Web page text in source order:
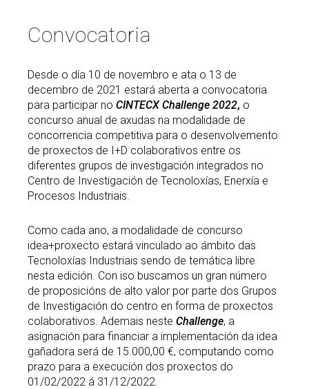
ES EN Search
Buscar
por:
BUSCAR
Twitter
Convocatoria
Desde o día 10 de novembro e ata o 13 de
decembro de 2021 estará aberta a convocatoria
para participar no CINTECX Challenge 2022, o
concurso anual de axudas na modalidade de
concorrencia competitiva para o desenvolvemento
de proxectos de I+D colaborativos entre os
diferentes grupos de investigación integrados no
Centro de Investigación de Tecnoloxías, Enerxía e
Procesos Industriais.
Como cada ano, a modalidade de concurso
idea+proxecto estará vinculado ao ámbito das
Tecnoloxías Industriais sendo de temática libre
nesta edición. Con iso buscamos un gran número
de proposicións de alto valor por parte dos Grupos
de Investigación do centro en forma de proxectos
colaborativos. Ademais neste Challenge, a
asignación para financiar a implementación da idea
gañadora será de 15.000,00 €, computando como
prazo para a execución dos proxectos do
01/02/2022 á 31/12/2022.